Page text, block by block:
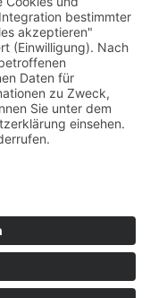
Springreiter im
Aachen-Gelände.